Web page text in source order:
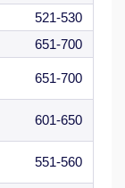
521-530
651-700
651-700
601-650
551-560